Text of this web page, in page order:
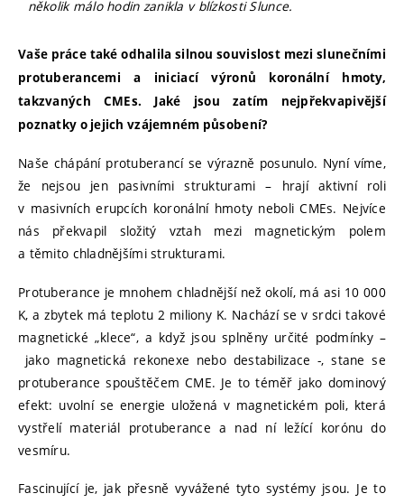
několik málo hodin zanikla v blízkosti Slunce.
Vaše práce také odhalila silnou souvislost mezi slunečními
protuberancemi a iniciací výronů koronální hmoty,
takzvaných CMEs. Jaké jsou zatím nejpřekvapivější
poznatky o jejich vzájemném působení?
Naše chápání protuberancí se výrazně posunulo. Nyní víme,
že nejsou jen pasivními strukturami – hrají aktivní roli
v masivních erupcích koronální hmoty neboli CMEs. Nejvíce
nás překvapil složitý vztah mezi magnetickým polem
a těmito chladnějšími strukturami.
Protuberance je mnohem chladnější než okolí, má asi 10 000
K, a zbytek má teplotu 2 miliony K. Nachází se v srdci takové
magnetické „klece“, a když jsou splněny určité podmínky –
jako magnetická rekonexe nebo destabilizace -, stane se
protuberance spouštěčem CME. Je to téměř jako dominový
efekt: uvolní se energie uložená v magnetickém poli, která
vystřelí materiál protuberance a nad ní ležící korónu do
vesmíru.
Fascinující je, jak přesně vyvážené tyto systémy jsou. Je to